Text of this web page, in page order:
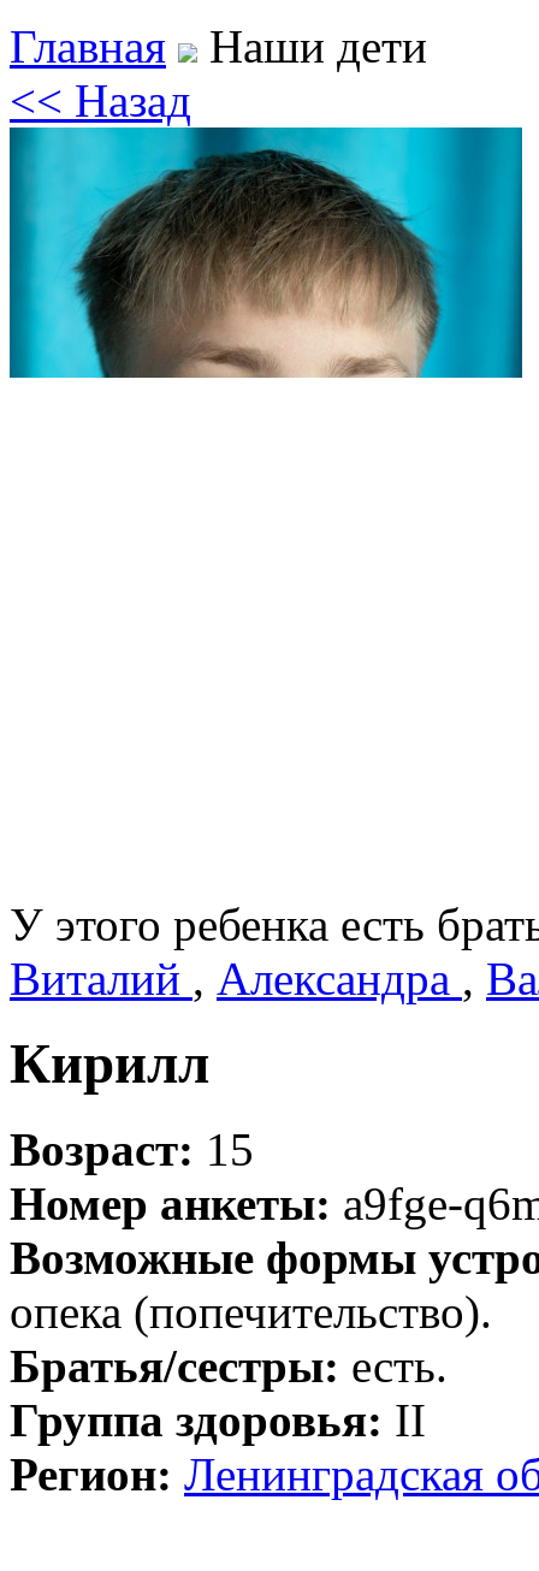
Главная
Наши дети
<< Назад
У этого ребенка есть
Виталий , Александра ,
Кирилл
Возраст: 15
Номер анкеты: a9fge-
Возможные формы
опека (попечительство).
Братья/сестры: есть.
Группа здоровья: II
Регион: Ленинградская